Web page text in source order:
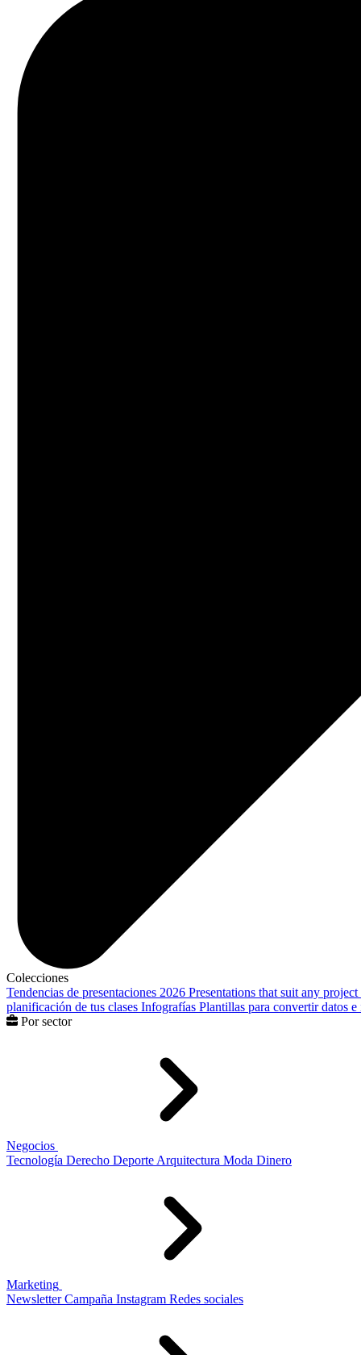
Colecciones
Tendencias de presentaciones 2026 Presentations that suit any project
planificación de tus clases Infografías Plantillas para convertir datos
Por sector
Negocios
Tecnología Derecho Deporte Arquitectura Moda Dinero
Marketing
Newsletter Campaña Instagram Redes sociales